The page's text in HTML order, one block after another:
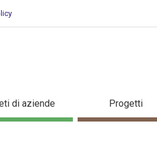
di aziende Progetti